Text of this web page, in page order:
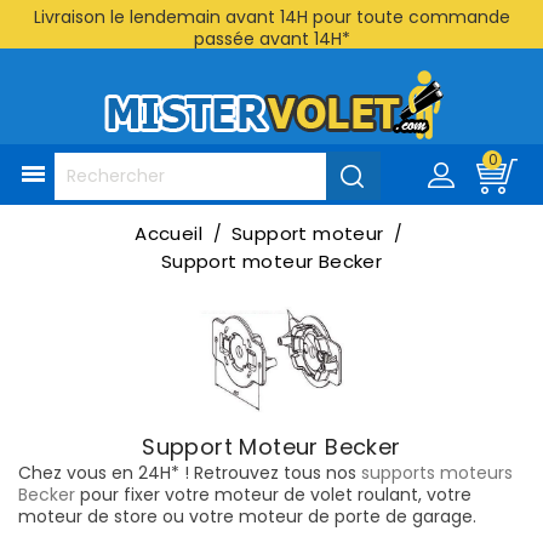
Livraison le lendemain avant 14H pour toute commande
passée avant 14H*

0
Accueil
Support moteur
Support moteur Becker
Support Moteur Becker
Chez vous en 24H* ! Retrouvez tous nos supports moteurs
Becker pour fixer votre moteur de volet roulant, votre
moteur de store ou votre moteur de porte de garage.